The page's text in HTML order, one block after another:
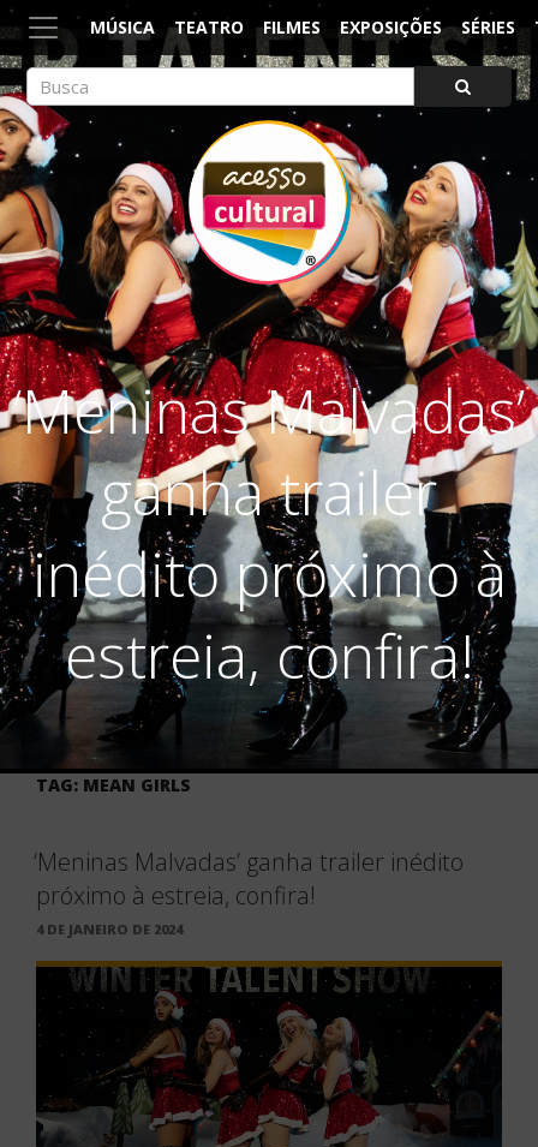
MÚSICA TEATRO FILMES EXPOSIÇÕES SÉRIES
ACESSO CULTURAL
Arte, Cultura Pop e Entretenimento
‘Meninas Malvadas’
ganha trailer
inédito próximo à
estreia, confira!
TAG: MEAN GIRLS
‘Meninas Malvadas’ ganha trailer inédito
próximo à estreia, confira!
PUBLICADO
4 DE JANEIRO DE 2024